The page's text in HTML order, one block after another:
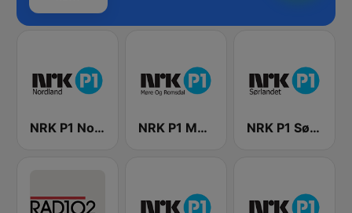
NRK P1 Nordland NRK P1 Møre Og Romsdal NRK P1 Sørlandet